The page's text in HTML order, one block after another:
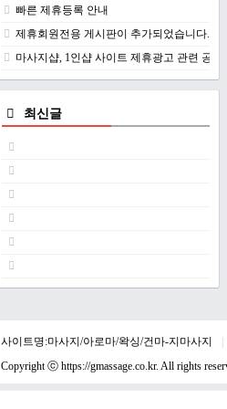
빠른 제휴등록 안내
제휴회원전용 게시판이 추가되었습니다.
마사지샵, 1인샵 사이트 제휴광고 관련 공지
최신글
사이트명:마사지/아로마/왁싱/건마-지마사지
Copyright ⓒ https://gmassage.co.kr. All rights